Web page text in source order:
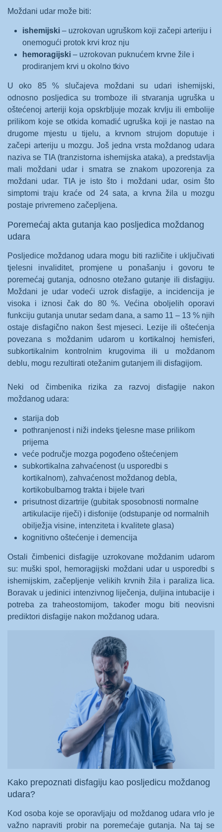
Moždani udar može biti:
ishemijski – uzrokovan ugruškom koji začepi arteriju i
onemogući protok krvi kroz nju
hemoragijski – uzrokovan puknućem krvne žile i
prodiranjem krvi u okolno tkivo
U oko 85 % slučajeva moždani su udari ishemijski,
odnosno posljedica su tromboze ili stvaranja ugruška u
oštećenoj arteriji koja opskrbljuje mozak krvlju ili embolije
prilikom koje se otkida komadić ugruška koji je nastao na
drugome mjestu u tijelu, a krvnom strujom doputuje i
začepi arteriju u mozgu. Još jedna vrsta moždanog udara
naziva se TIA (tranzistorna ishemijska ataka), a predstavlja
mali moždani udar i smatra se znakom upozorenja za
moždani udar. TIA je isto što i moždani udar, osim što
simptomi traju kraće od 24 sata, a krvna žila u mozgu
postaje privremeno začepljena.
Poremećaj akta gutanja kao posljedica moždanog
udara
Posljedice moždanog udara mogu biti različite i uključivati
tjelesni invaliditet, promjene u ponašanju i govoru te
poremećaj gutanja, odnosno otežano gutanje ili disfagiju.
Moždani je udar vodeći uzrok disfagije, a incidencija je
visoka i iznosi čak do 80 %. Većina oboljelih oporavi
funkciju gutanja unutar sedam dana, a samo 11 – 13 % njih
ostaje disfagično nakon šest mjeseci. Lezije ili oštećenja
povezana s moždanim udarom u kortikalnoj hemisferi,
subkortikalnim kontrolnim krugovima ili u moždanom
deblu, mogu rezultirati otežanim gutanjem ili disfagijom.
Neki od čimbenika rizika za razvoj disfagije nakon
moždanog udara:
starija dob
pothranjenost i niži indeks tjelesne mase prilikom
prijema
veće područje mozga pogođeno oštećenjem
subkortikalna zahvaćenost (u usporedbi s
kortikalnom), zahvaćenost moždanog debla,
kortikobulbarnog trakta i bijele tvari
prisutnost dizartrije (gubitak sposobnosti normalne
artikulacije riječi) i disfonije (odstupanje od normalnih
obilježja visine, intenziteta i kvalitete glasa)
kognitivno oštećenje i demencija
Ostali čimbenici disfagije uzrokovane moždanim udarom
su: muški spol, hemoragijski moždani udar u usporedbi s
ishemijskim, začepljenje velikih krvnih žila i paraliza lica.
Boravak u jedinici intenzivnog liječenja, duljina intubacije i
potreba za traheostomijom, također mogu biti neovisni
prediktori disfagije nakon moždanog udara.
Kako prepoznati disfagiju kao posljedicu moždanog
udara?
Kod osoba koje se oporavljaju od moždanog udara vrlo je
važno napraviti probir na poremećaje gutanja. Na taj se